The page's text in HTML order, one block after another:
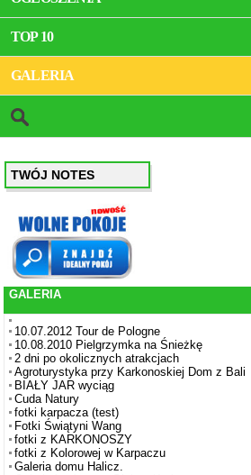
TOP 10
GALERIA
TWÓJ NOTES
GALERIA
10.07.2012 Tour de Pologne
10.08.2010 Pielgrzymka na Śnieżkę
2 dni po okolicznych atrakcjach
Agroturystyka przy Karkonoskiej Dom z Bali
BIAŁY JAR wyciąg
Cuda Natury
fotki karpacza (test)
Fotki Świątyni Wang
fotki z KARKONOSZY
fotki z Kolorowej w Karpaczu
Galeria domu Halicz.